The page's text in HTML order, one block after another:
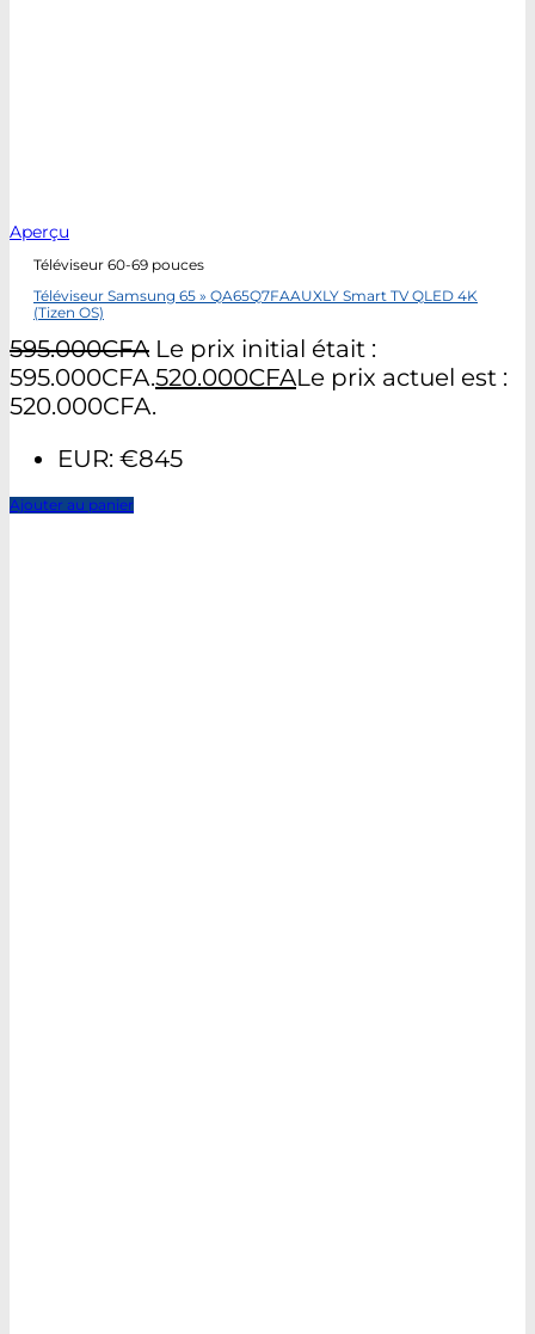
Aperçu
Téléviseur 60-69 pouces
Téléviseur Samsung 65 » QA65Q7FAAUXLY Smart TV QLED 4K
(Tizen OS)
595.000CFA Le prix initial était :
595.000CFA.520.000CFALe prix actuel est :
520.000CFA.
EUR: €845
Ajouter au panier